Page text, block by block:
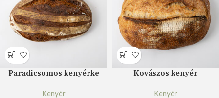
Paradicsomos kenyérke
Kenyér
Kovászos kenyér
Kenyér